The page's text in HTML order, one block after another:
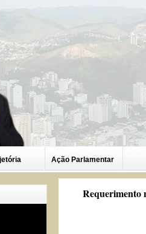
Ação Parlamentar
Requerimento